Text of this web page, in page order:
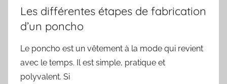
Les différentes étapes de fabrication
d’un poncho
Le poncho est un vêtement à la mode qui revient
avec le temps. Il est simple, pratique et
polyvalent. Si